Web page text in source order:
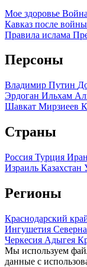
Мое здоровье
Кавказ после войны
Правила ислама
Персоны
Владимир Путин
Эрдоган Ильхам
Шавкат Мирзиеев
Страны
Россия Турция Иран
Израиль Казахстан
Регионы
Краснодарский
Ингушетия
Черкесия Адыгея
Мы используем
данные с